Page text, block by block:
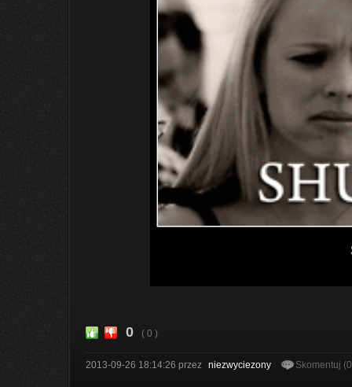
0 ( 0 )
2013-09-26 18:14:26 przez niezwyciezony Skomentuj